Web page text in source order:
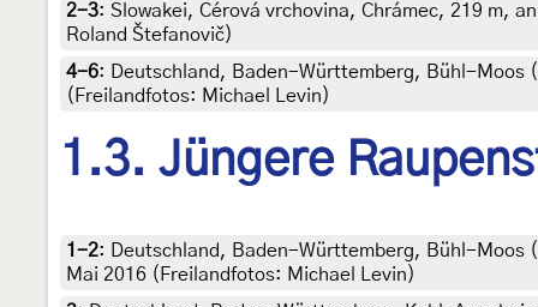
2-3: Slowakei, Cérová vrchovina, Chrámec, 219 m,
Roland Štefanovič)
4-6:
Deutschland, Baden-Württemberg, Bühl-
(Freilandfotos: Michael Levin)
1.3. Jüngere
1-2:
Deutschland, Baden-Württemberg, Bühl-
Mai 2016 (Freilandfotos: Michael Levin)